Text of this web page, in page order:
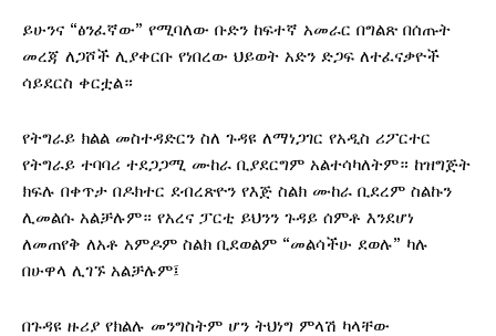
ይሁንና “ፅንፈኛው” የሚባለው ቡድን ከፍተኛ አመራር በግልጽ በሰጡት
መረጃ ለጋሾች ሊያቀርቡ የነበረው ህይወት አድን ድጋፍ ለተፈናቃዮች
ሳይደርስ ቀርቷል።
የትግራይ ክልል መስተዳድርን ስለ ጉዳዩ ለማነጋገር የአዲስ ሪፖርተር
የትግራይ ተባባሪ ተደጋጋሚ ሙከራ ቢያደርግም አልተሳካለትም። ከዝግጅት
ክፍሉ በቀጥታ በዶክተር ደብረጽዮን የእጅ ስልክ ሙከራ ቢደረም ስልኩን
ሊመልሱ አልቻሉም። የአረና ፓርቲ ይህንን ጉዳይ ሰምቶ እንደሆነ
ለመጠየቅ ለአቶ አምዶም ስልክ ቢደወልም “መልሳችሁ ደወሉ” ካሉ
በሁዋላ ሊገኙ አልቻሉም፤
በጉዳዩ ዙሪያ የክልሉ መንግስትም ሆን ትህነግ ምላሽ ካላቸው